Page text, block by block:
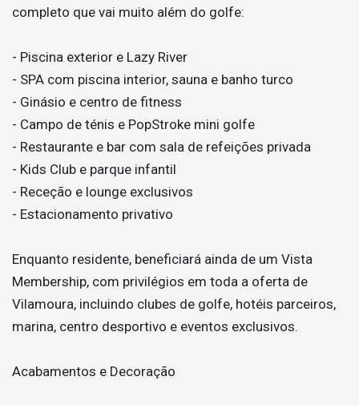
completo que vai muito além do golfe:
- Piscina exterior e Lazy River
- SPA com piscina interior, sauna e banho turco
- Ginásio e centro de fitness
- Campo de ténis e PopStroke mini golfe
- Restaurante e bar com sala de refeições privada
- Kids Club e parque infantil
- Receção e lounge exclusivos
- Estacionamento privativo
Enquanto residente, beneficiará ainda de um Vista
Membership, com privilégios em toda a oferta de
Vilamoura, incluindo clubes de golfe, hotéis parceiros,
marina, centro desportivo e eventos exclusivos.
Acabamentos e Decoração